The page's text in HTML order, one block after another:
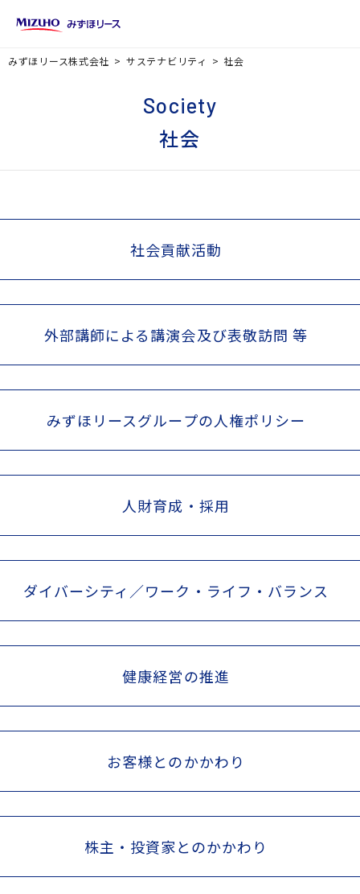
みずほリース株式会社 サステナビリティ 社会
Society
社会
社会貢献活動
外部講師による講演会及び表敬訪問 等
みずほリースグループの人権ポリシー
人財育成・採用
ダイバーシティ／ワーク・ライフ・バランス
健康経営の推進
お客様とのかかわり
株主・投資家とのかかわり